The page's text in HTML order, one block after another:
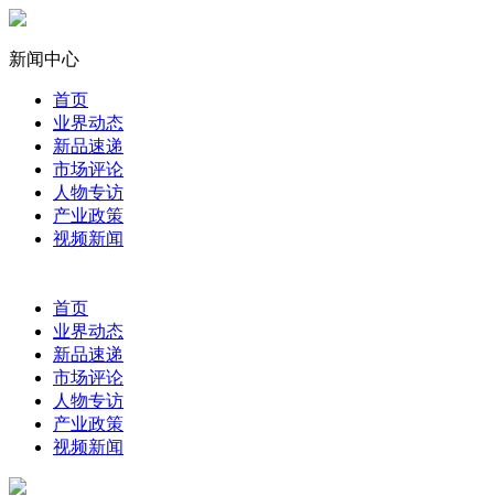
新闻中心
首页
业界动态
新品速递
市场评论
人物专访
产业政策
视频新闻
首页
业界动态
新品速递
市场评论
人物专访
产业政策
视频新闻